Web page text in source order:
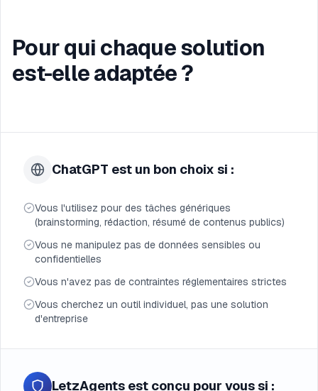
Pour qui chaque solution
est-elle adaptée ?
ChatGPT est un bon choix si :
Vous l'utilisez pour des tâches génériques
(brainstorming, rédaction, résumé de contenus publics)
Vous ne manipulez pas de données sensibles ou
confidentielles
Vous n'avez pas de contraintes réglementaires strictes
Vous cherchez un outil individuel, pas une solution
d'entreprise
LetzAgents est conçu pour vous si :